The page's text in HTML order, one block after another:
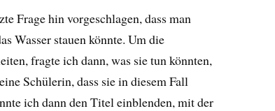
Frage hin vorgeschlagen, dass man
Wasser stauen könnte. Um die
fragte ich dann, was sie tun könnten,
Schülerin, dass sie in diesem Fall
ich dann den Titel einblenden, mit der